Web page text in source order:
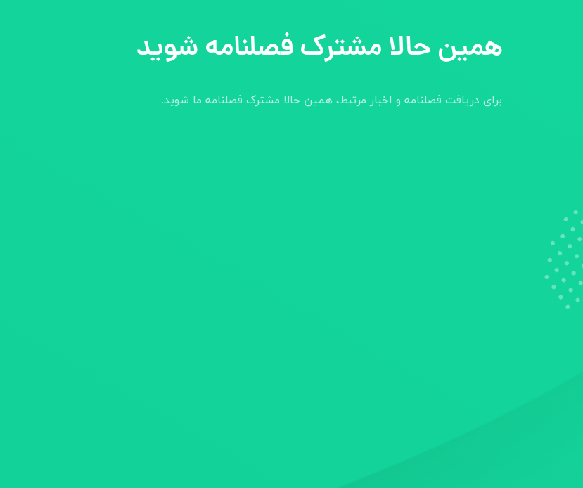
همین حالا مشترک فصلنامه شوید
برای دریافت فصلنامه و اخبار مرتبط، همین حالا مشترک فصلنامه ما شوید.